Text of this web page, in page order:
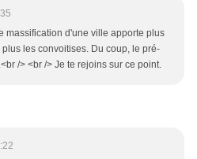
massification d'une ville apporte plus
les convoitises. Du coup, le pré-
/> <br /> Je te rejoins sur ce point.